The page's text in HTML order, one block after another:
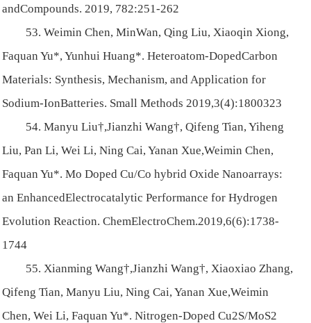
andCompounds. 2019, 782:251-262
53. Weimin Chen, MinWan, Qing Liu, Xiaoqin Xiong,
Faquan Yu*, Yunhui Huang*. Heteroatom-DopedCarbon
Materials: Synthesis, Mechanism, and Application for
Sodium-IonBatteries. Small Methods 2019,3(4):1800323
54. Manyu Liu†,Jianzhi Wang†, Qifeng Tian, Yiheng
Liu, Pan Li, Wei Li, Ning Cai, Yanan Xue,Weimin Chen,
Faquan Yu*. Mo Doped Cu/Co hybrid Oxide Nanoarrays:
an EnhancedElectrocatalytic Performance for Hydrogen
Evolution Reaction. ChemElectroChem.2019,6(6):1738-
1744
55. Xianming Wang†,Jianzhi Wang†, Xiaoxiao Zhang,
Qifeng Tian, Manyu Liu, Ning Cai, Yanan Xue,Weimin
Chen, Wei Li, Faquan Yu*. Nitrogen-Doped Cu2S/MoS2